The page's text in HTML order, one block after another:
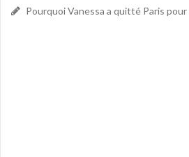
Pourquoi Vanessa a quitté Paris